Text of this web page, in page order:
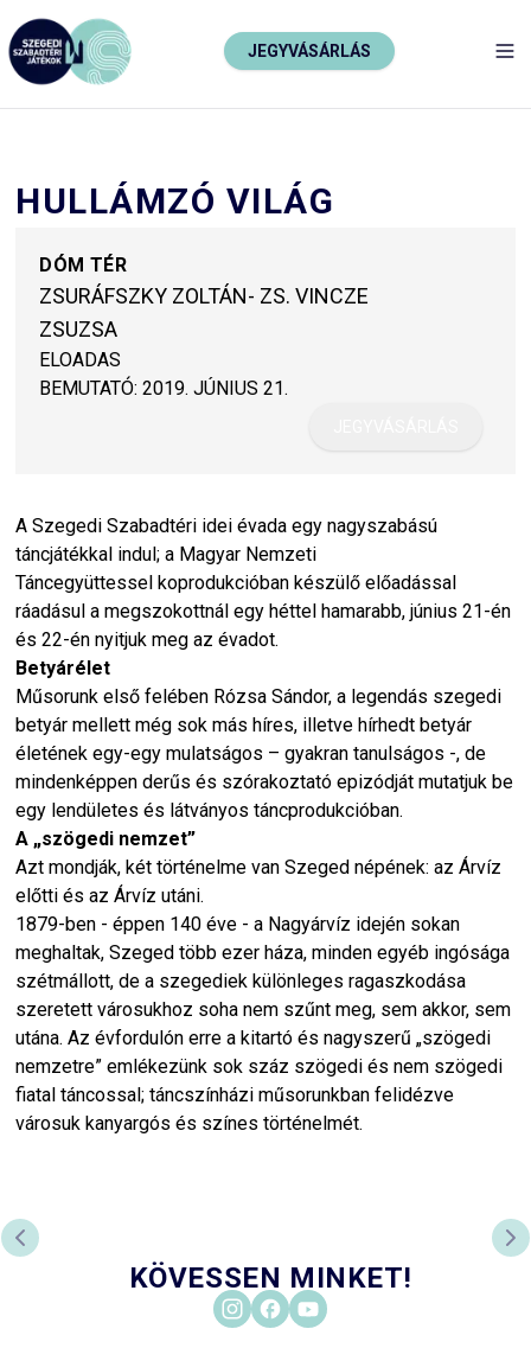
JEGYVÁSÁRLÁS
HULLÁMZÓ VILÁG
DÓM TÉR
ZSURÁFSZKY ZOLTÁN- ZS. VINCZE
ZSUZSA
ELOADAS
BEMUTATÓ: 2019. JÚNIUS 21.
A Szegedi Szabadtéri idei évada egy nagyszabású
táncjátékkal indul; a Magyar Nemzeti
Táncegyüttessel koprodukcióban készülő előadással
ráadásul a megszokottnál egy héttel hamarabb, június 21-én
és 22-én nyitjuk meg az évadot.
Betyárélet
Műsorunk első felében Rózsa Sándor, a legendás szegedi
betyár mellett még sok más híres, illetve hírhedt betyár
életének egy-egy mulatságos – gyakran tanulságos -, de
mindenképpen derűs és szórakoztató epizódját mutatjuk be
egy lendületes és látványos táncprodukcióban.
A „szögedi nemzet”
Azt mondják, két történelme van Szeged népének: az Árvíz
előtti és az Árvíz utáni.
1879-ben - éppen 140 éve - a Nagyárvíz idején sokan
meghaltak, Szeged több ezer háza, minden egyéb ingósága
szétmállott, de a szegediek különleges ragaszkodása
szeretett városukhoz soha nem szűnt meg, sem akkor, sem
utána. Az évfordulón erre a kitartó és nagyszerű „szögedi
nemzetre” emlékezünk sok száz szögedi és nem szögedi
fiatal táncossal; táncszínházi műsorunkban felidézve
városuk kanyargós és színes történelmét.
PREVIOUS SLIDE
KÖVESSEN MINKET!